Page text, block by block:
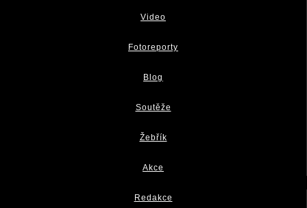
Video
Fotoreporty
Blog
Soutěže
Žebřík
Akce
Redakce